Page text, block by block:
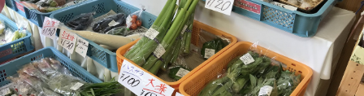
みる
あそぶ
あじわう
観光・体験
イベント